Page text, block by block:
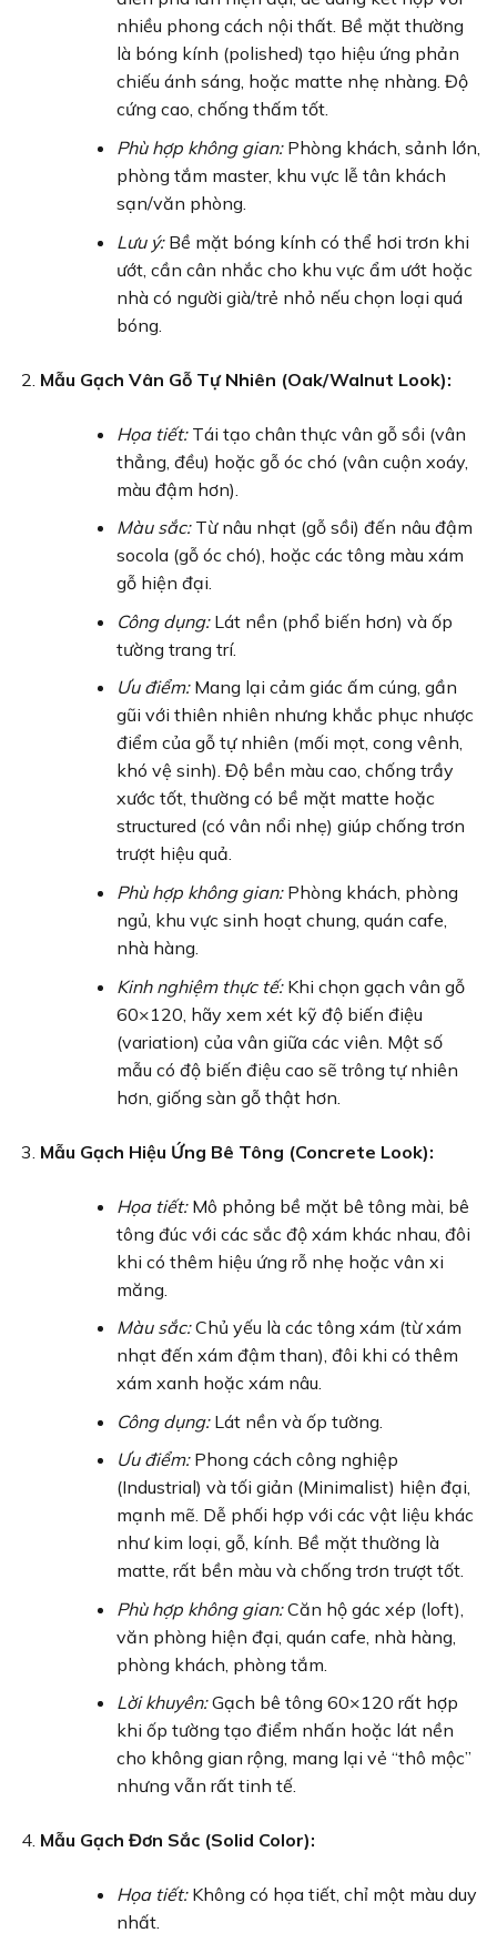
nhiều phong cách nội thất. Bề mặt thường
là bóng kính (polished) tạo hiệu ứng phản
chiếu ánh sáng, hoặc matte nhẹ nhàng. Độ
cứng cao, chống thấm tốt.
Phù hợp không gian:Phòng khách, sảnh lớn,
phòng tắm master, khu vực lễ tân khách
sạn/văn phòng.
Lưu ý:Bề mặt bóng kính có thể hơi trơn khi
ướt, cần cân nhắc cho khu vực ẩm ướt hoặc
nhà có người già/trẻ nhỏ nếu chọn loại quá
bóng.
Mẫu Gạch Vân Gỗ Tự Nhiên (Oak/Walnut Look):
Họa tiết:Tái tạo chân thực vân gỗ sồi (vân
thẳng, đều) hoặc gỗ óc chó (vân cuộn xoáy,
màu đậm hơn).
Màu sắc:Từ nâu nhạt (gỗ sồi) đến nâu đậm
socola (gỗ óc chó), hoặc các tông màu xám
gỗ hiện đại.
Công dụng:Lát nền (phổ biến hơn) và ốp
tường trang trí.
Ưu điểm:Mang lại cảm giác ấm cúng, gần
gũi với thiên nhiên nhưng khắc phục nhược
điểm của gỗ tự nhiên (mối mọt, cong vênh,
khó vệ sinh). Độ bền màu cao, chống trầy
xước tốt, thường có bề mặt matte hoặc
structured (có vân nổi nhẹ) giúp chống trơn
trượt hiệu quả.
Phù hợp không gian:Phòng khách, phòng
ngủ, khu vực sinh hoạt chung, quán cafe,
nhà hàng.
Kinh nghiệm thực tế:Khi chọn gạch vân gỗ
60×120, hãy xem xét kỹ độ biến điệu
(variation) của vân giữa các viên. Một số
mẫu có độ biến điệu cao sẽ trông tự nhiên
hơn, giống sàn gỗ thật hơn.
Mẫu Gạch Hiệu Ứng Bê Tông (Concrete Look):
Họa tiết:Mô phỏng bề mặt bê tông mài, bê
tông đúc với các sắc độ xám khác nhau, đôi
khi có thêm hiệu ứng rỗ nhẹ hoặc vân xi
măng.
Màu sắc:Chủ yếu là các tông xám (từ xám
nhạt đến xám đậm than), đôi khi có thêm
xám xanh hoặc xám nâu.
Công dụng:Lát nền và ốp tường.
Ưu điểm:Phong cách công nghiệp
(Industrial) và tối giản (Minimalist) hiện đại,
mạnh mẽ. Dễ phối hợp với các vật liệu khác
như kim loại, gỗ, kính. Bề mặt thường là
matte, rất bền màu và chống trơn trượt tốt.
Phù hợp không gian:Căn hộ gác xép (loft),
văn phòng hiện đại, quán cafe, nhà hàng,
phòng khách, phòng tắm.
Lời khuyên:Gạch bê tông 60×120 rất hợp
khi ốp tường tạo điểm nhấn hoặc lát nền
cho không gian rộng, mang lại vẻ “thô mộc”
nhưng vẫn rất tinh tế.
Mẫu Gạch Đơn Sắc (Solid Color):
Họa tiết:Không có họa tiết, chỉ một màu duy
nhất.